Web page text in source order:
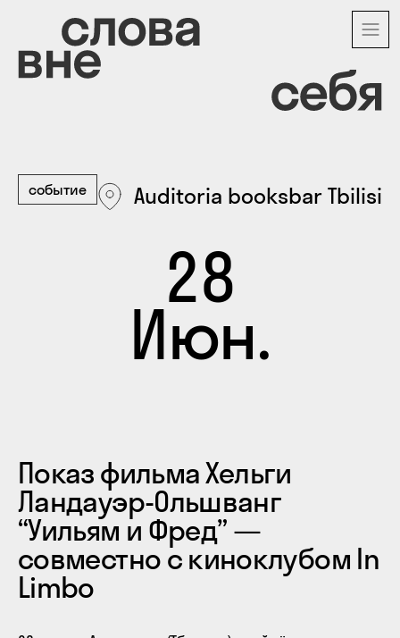
основному
содержанию
событие Auditoria booksbar Tbilisi
28
Июн.
Показ фильма Хельги
Ландауэр-Ольшванг
“Уильям и Фред” —
совместно с киноклубом In
Limbo